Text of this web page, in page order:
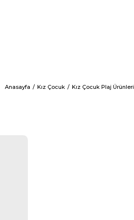
Anasayfa Kız Çocuk Kız Çocuk Plaj Ürünleri